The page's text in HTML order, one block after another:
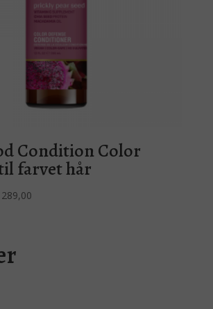
Condition Color
farvet hår
289,00Prisinterval: